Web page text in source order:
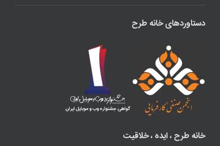
دستاوردهای خانه طرح
خانه طرح ، ایده ، خلاقیت